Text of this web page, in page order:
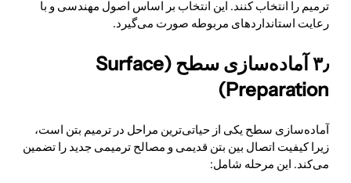
ترمیم را انتخاب کنند. این انتخاب بر اساس اصول مهندسی و با
رعایت استانداردهای مربوطه صورت می‌گیرد.
۳٫ آماده‌سازی سطح (Surface
Preparation)
آماده‌سازی سطح یکی از حیاتی‌ترین مراحل در ترمیم بتن است،
زیرا کیفیت اتصال بین بتن قدیمی و مصالح ترمیمی جدید را تضمین
می‌کند. این مرحله شامل: